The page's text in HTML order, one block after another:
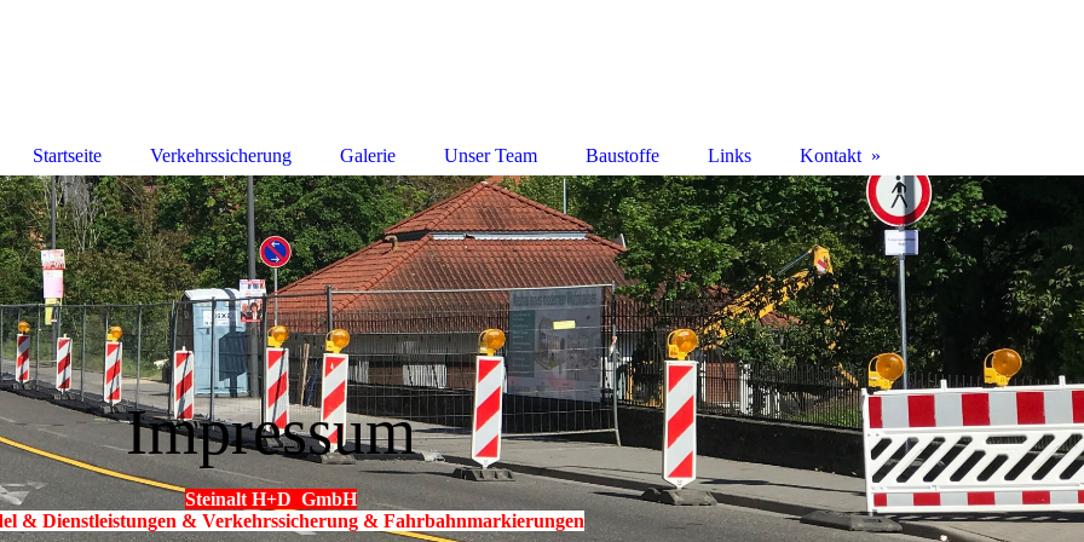
Impressum
Steinalt H+D GmbH
& Dienstleistungen & Verkehrssicherung & Fahrbahnmarkierungen
Startseite Verkehrssicherung Galerie Unser Team Baustoffe Links Kontakt